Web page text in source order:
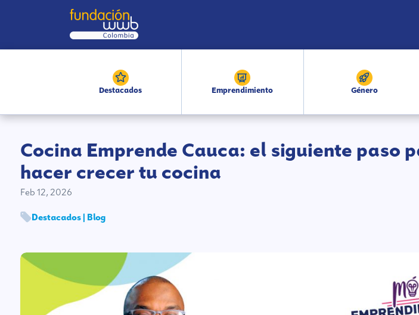
Destacados Emprendimiento Género
Cocina Emprende Cauca: el siguiente paso
hacer crecer tu cocina
Feb 12, 2026
Destacados | Blog